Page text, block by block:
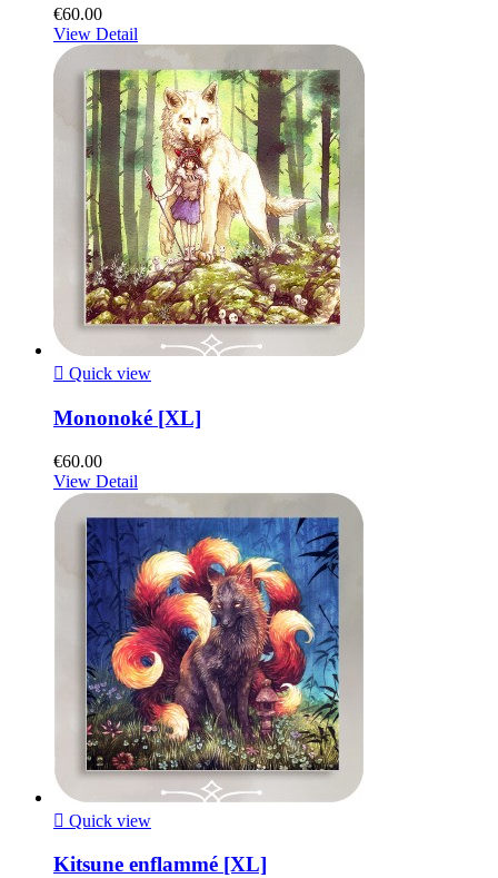
€60.00
View Detail
 Quick view
Mononoké [XL]
€60.00
View Detail
 Quick view
Kitsune enflammé [XL]